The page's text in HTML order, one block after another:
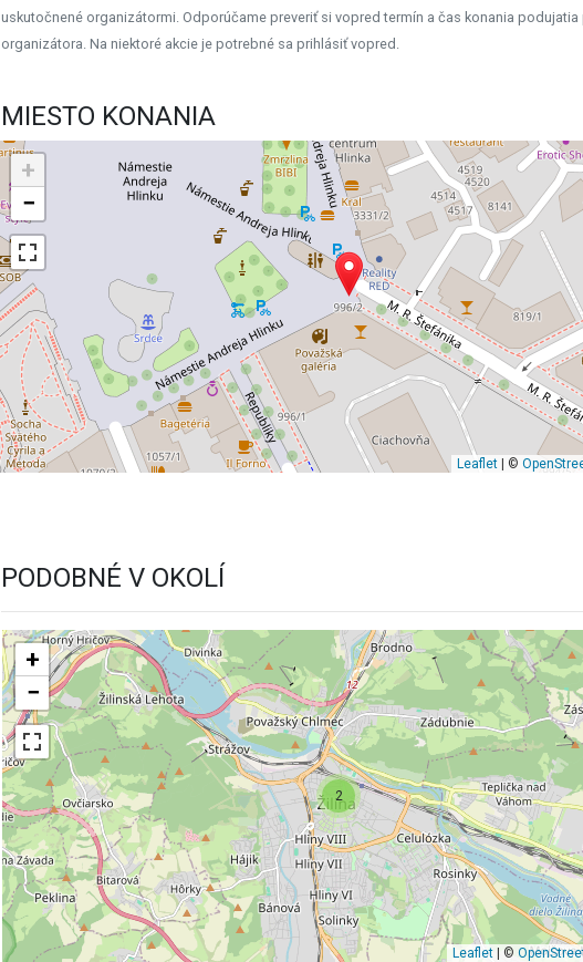
uskutočnené organizátormi. Odporúčame preveriť si vopred termín a čas konania podujatia
organizátora. Na niektoré akcie je potrebné sa prihlásiť vopred.
MIESTO KONANIA
+
−
Leaflet| ©
PODOBNÉ V OKOLÍ
2
+
−
Leaflet | ©